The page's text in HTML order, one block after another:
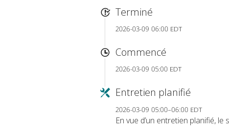
Terminé
2026-03-09 06:00 EDT
Commencé
2026-03-09 05:00 EDT
Entretien planifié
2026-03-09 05:00–06:00 EDT
En vue d’un entretien planifié,